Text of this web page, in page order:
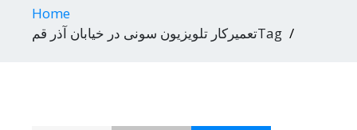
Home
Tagتعمیرکار تلویزیون سونی در خیابان آذر قم